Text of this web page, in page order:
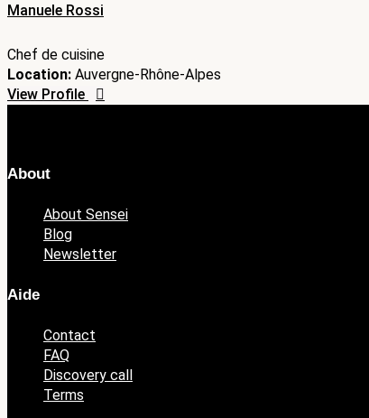
Manuele Rossi
Chef de cuisine
Location: Auvergne-Rhône-Alpes
View Profile
About
About Sensei
Blog
Newsletter
Aide
Contact
FAQ
Discovery call
Terms